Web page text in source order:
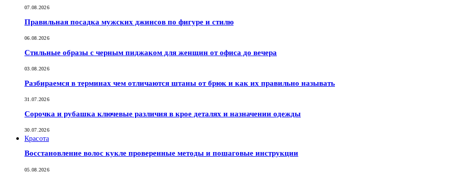
07.08.2026
Правильная посадка мужских джинсов по фигуре и стилю
06.08.2026
Стильные образы с черным пиджаком для женщин от офиса до вечера
03.08.2026
Разбираемся в терминах чем отличаются штаны от брюк и как их правильно называть
31.07.2026
Сорочка и рубашка ключевые различия в крое деталях и назначении одежды
30.07.2026
Красота
Восстановление волос кукле проверенные методы и пошаговые инструкции
05.08.2026